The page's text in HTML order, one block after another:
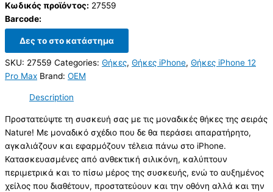
Κωδικός προϊόντος: 27559
Barcode:
Δες το στο κατάστημα
SKU: 27559 Categories: Θήκες, Θήκες iPhone, Θήκες iPhone 12
Pro Max Brand: OEM
Description
Προστατεύψτε τη συσκευή σας με τις μοναδικές θήκες της σειράς
Nature! Με μοναδικό σχέδιο που δε θα περάσει απαρατήρητο,
αγκαλιάζουν και εφαρμόζουν τέλεια πάνω στο iPhone.
Κατασκευασμένες από ανθεκτική σιλικόνη, καλύπτουν
περιμετρικά και το πίσω μέρος της συσκευής, ενώ το αυξημένος
χείλος που διαθέτουν, προστατεύουν και την οθόνη αλλά και την